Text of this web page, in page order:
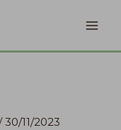
30/11/2023